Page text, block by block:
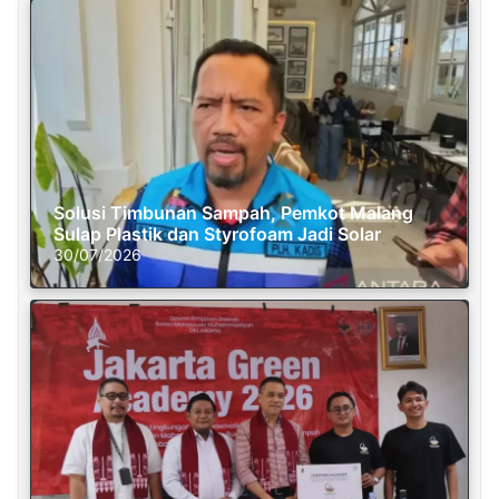
Solusi Timbunan Sampah, Pemkot Malang
Sulap Plastik dan Styrofoam Jadi Solar
30/07/2026